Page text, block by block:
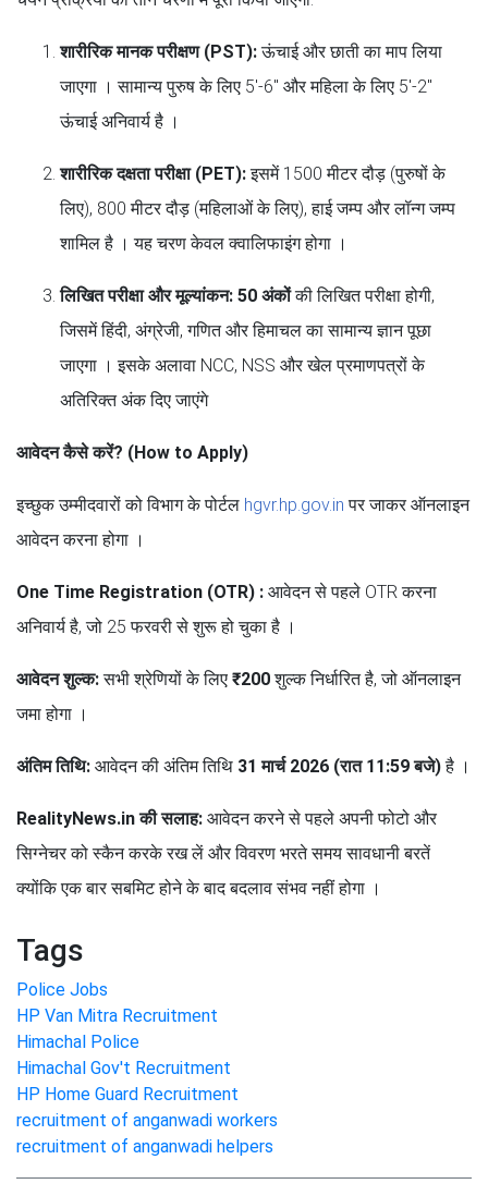
शारीरिक मानक परीक्षण (PST):ऊंचाई और छाती का माप लिया
जाएगा । सामान्य पुरुष के लिए 5'-6" और महिला के लिए 5'-2"
ऊंचाई अनिवार्य है ।
शारीरिक दक्षता परीक्षा (PET):इसमें 1500 मीटर दौड़ (पुरुषों के
लिए), 800 मीटर दौड़ (महिलाओं के लिए), हाई जम्प और लॉन्ग जम्प
शामिल है । यह चरण केवल क्वालिफाइंग होगा ।
लिखित परीक्षा और मूल्यांकन: 50 अंकोंकी लिखित परीक्षा होगी,
जिसमें हिंदी, अंग्रेजी, गणित और हिमाचल का सामान्य ज्ञान पूछा
जाएगा । इसके अलावा NCC, NSS और खेल प्रमाणपत्रों के
अतिरिक्त अंक दिए जाएंगे
आवेदन कैसे करें? (How to Apply)
इच्छुक उम्मीदवारों को विभाग के पोर्टल hgvr.hp.gov.in पर जाकर ऑनलाइन
आवेदन करना होगा ।
One Time Registration (OTR) : आवेदन से पहले OTR करना
अनिवार्य है, जो 25 फरवरी से शुरू हो चुका है ।
आवेदन शुल्क:सभी श्रेणियों के लिए ₹200शुल्क निर्धारित है, जो ऑनलाइन
जमा होगा ।
अंतिम तिथि: आवेदन की अंतिम तिथि 31 मार्च 2026 (रात 11:59 बजे)है ।
RealityNews.in की सलाह: आवेदन करने से पहले अपनी फोटो और
सिग्नेचर को स्कैन करके रख लें और विवरण भरते समय सावधानी बरतें
क्योंकि एक बार सबमिट होने के बाद बदलाव संभव नहीं होगा ।
Tags
Police Jobs
HP Van Mitra Recruitment
Himachal Police
Himachal Gov't Recruitment
HP Home Guard Recruitment
recruitment of anganwadi workers
recruitment of anganwadi helpers